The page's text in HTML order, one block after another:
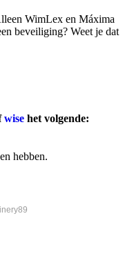
WimLex en Máxima
beveiliging? Weet je dat
wise het volgende:
hebben.